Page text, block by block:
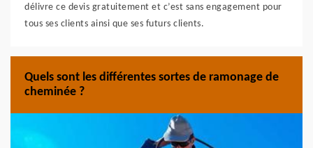
délivre ce devis gratuitement et c’est sans engagement pour
tous ses clients ainsi que ses futurs clients.
Quels sont les différentes sortes de ramonage de
cheminée ?